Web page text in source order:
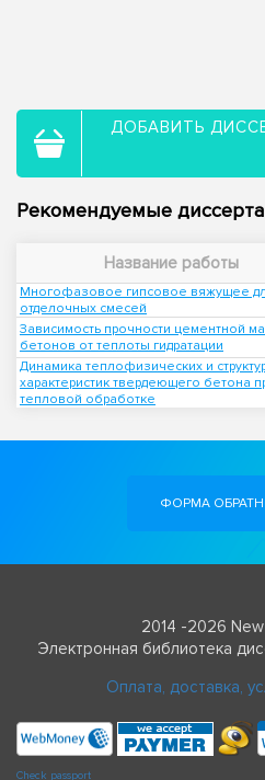
ДОБАВИТЬ
Рекомендуемые
Название работы
Многофазовое гипсовое вяжущее
отделочных смесей
Зависимость прочности цементной
бетонов от теплоты гидратации
Динамика теплофизических и
характеристик твердеющего бетона
тепловой обработке
ФОРМА
2014 -2026
Электронная библиотека
Оплата, доставка,
Check passport